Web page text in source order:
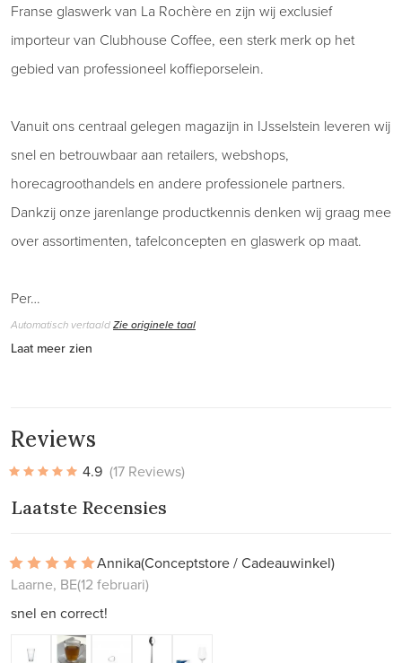
Franse glaswerk van La Rochère en zijn wij exclusief
importeur van Clubhouse Coffee, een sterk merk op het
gebied van professioneel koffieporselein.
Vanuit ons centraal gelegen magazijn in IJsselstein leveren wij
snel en betrouwbaar aan retailers, webshops,
horecagroothandels en andere professionele partners.
Dankzij onze jarenlange productkennis denken wij graag mee
over assortimenten, tafelconcepten en glaswerk op maat.
Per…
Automatisch vertaaldZie originele taal
Laat meer zien
Reviews
4.9 (17 Reviews)
Laatste Recensies
Annika(Conceptstore / Cadeauwinkel)
Laarne, BE(12 februari)
snel en correct!